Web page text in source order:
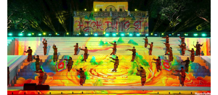
giao lưu văn hóa, thể thao với bạn bè thế giới.